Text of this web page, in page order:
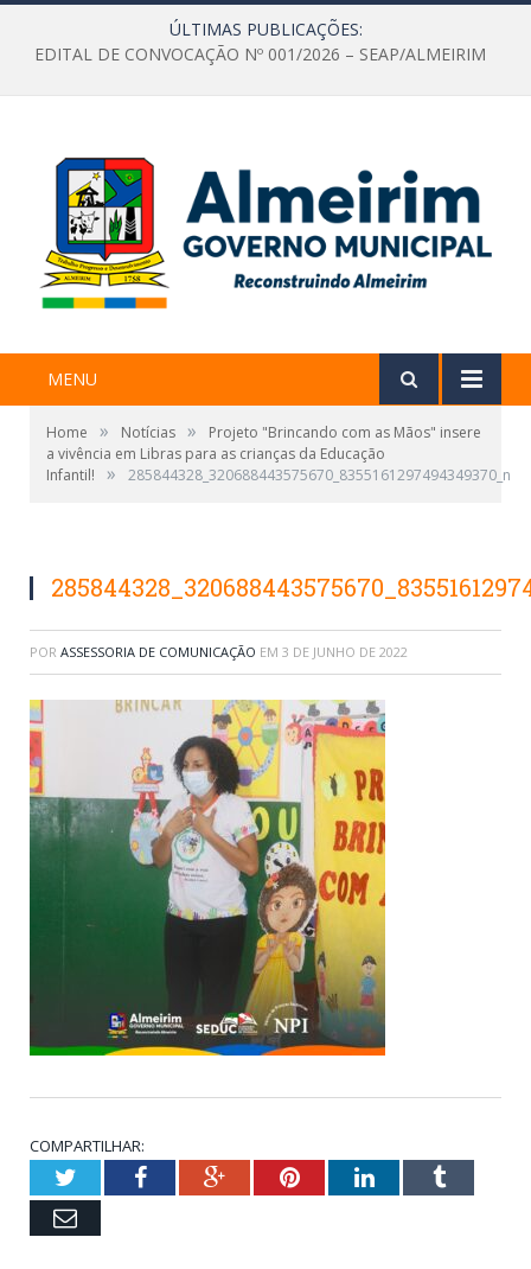
ÚLTIMAS PUBLICAÇÕES:
EDITAL DE CONVOCAÇÃO Nº 001/2026 – SEAP/ALMEIRIM
MENU
Home » Notícias »
Projeto "Brincando com as Mãos" insere
a vivência em Libras para as crianças da Educação
Infantil!
» 285844328_320688443575670_8355161297494349370_n
POR ASSESSORIA DE COMUNICAÇÃO EM 3 DE JUNHO DE 2022
COMPARTILHAR:
TwitterFacebookGoogle+PinterestLinkedInTumblr
Email